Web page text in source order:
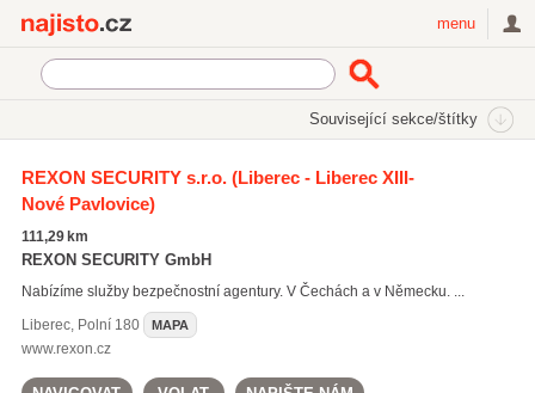
menu
Související sekce/štítky
grafické návrhy(2572)
tvorba www
html prezentace (1804)
Všechny související štítky
REXON SECURITY s.r.o.(Liberec - Liberec XIII-
Nové Pavlovice)
111,29 km
REXON SECURITY GmbH
Nabízíme služby bezpečnostní agentury. V Čechách a v Německu. ...
Liberec, Polní 180 MAPA
www.rexon.cz